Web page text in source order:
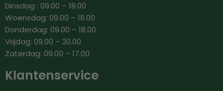
Dinsdag : 09.00 – 18.00
Woensdag: 09.00 – 18.00
Donderdag: 09.00 – 18.00
Vrijdag: 09.00 – 20.00
Zaterdag: 09.00 – 17.00
Klantenservice